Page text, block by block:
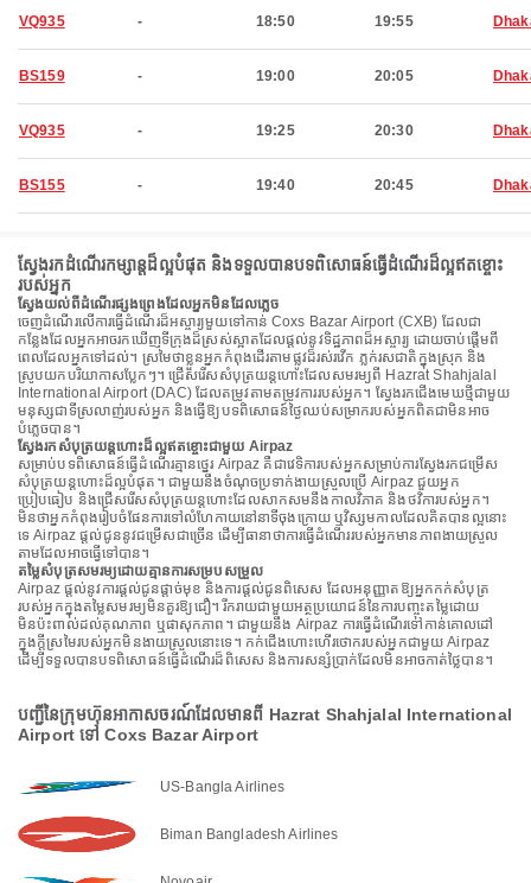
VQ935 - 18:50 19:55
BS159 - 19:00 20:05
VQ935 - 19:25 20:30
BS155 - 19:40 20:45
ស្វែងរកដំណើរកម្សាន្តដ៏ល្អបំផុត និងទទួលបានបទពិសោធន៍ធ្វើដំណើរដ៏ល្អឥតខ្ចោះ
របស់អ្នក
ស្វែងយល់ពីដំណើរផ្សងព្រេងដែលអ្នកមិនដែលភ្លេច
ចេញដំណើរលើការធ្វើដំណើរដ៏អស្ចារ្យមួយទៅកាន់ Coxs Bazar Airport (CXB) ដែលជា
កន្លែងដែលអ្នកអាចរកឃើញទីក្រុងដ៏ស្រស់ស្អាតដែលផ្តល់នូវទិដ្ឋភាពដ៏អស្ចារ្យ ដោយចាប់ផ្តើមពី
ពេលដែលអ្នកទៅដល់។ ស្រមៃថាខ្លួនអ្នកកំពុងដើរតាមផ្លូវដ៏រស់រវើក ភ្លក់រសជាតិក្នុងស្រុក និង
ស្រូបយកបរិយាកាសប្លែកៗ។ ជ្រើសរើសសំបុត្រយន្តហោះដែលសមរម្យពី Hazrat Shahjalal
International Airport (DAC) ដែលតម្រូវតាមតម្រូវការរបស់អ្នក។ ស្វែងរកជើងមេឃថ្មីជាមួយ
មនុស្សជាទីស្រលាញ់របស់អ្នក និងធ្វើឱ្យបទពិសោធន៍ថ្ងៃឈប់សម្រាករបស់អ្នកពិតជាមិនអាច
បំភ្លេចបាន។
ស្វែងរកសំបុត្រយន្តហោះដ៏ល្អឥតខ្ចោះជាមួយ Airpaz
សម្រាប់បទពិសោធន៍ធ្វើដំណើរគ្មានថ្នេរ Airpaz គឺជាវេទិការបស់អ្នកសម្រាប់ការស្វែងរកជម្រើស
សំបុត្រយន្តហោះដ៏ល្អបំផុត។ ជាមួយនឹងចំណុចប្រទាក់ងាយស្រួលប្រើ Airpaz ជួយអ្នក
ប្រៀបធៀប និងជ្រើសរើសសំបុត្រយន្តហោះដែលសាកសមនឹងកាលវិភាគ និងថវិការបស់អ្នក។
មិនថាអ្នកកំពុងរៀបចំផែនការទៅលំហែកាយនៅនាទីចុងក្រោយ ឬវិស្សមកាលដែលគិតបានល្អនោះ
ទេ Airpaz ផ្តល់ជូននូវជម្រើសជាច្រើន ដើម្បីធានាថាការធ្វើដំណើររបស់អ្នកមានភាពងាយស្រួល
តាមដែលអាចធ្វើទៅបាន។
តម្លៃសំបុត្រសមរម្យដោយគ្មានការសម្របសម្រួល
Airpaz ផ្តល់នូវការផ្តល់ជូនផ្តាច់មុខ និងការផ្តល់ជូនពិសេស ដែលអនុញ្ញាតឱ្យអ្នកកក់សំបុត្រ
របស់អ្នកក្នុងតម្លៃសមរម្យមិនគួរឱ្យជឿ។ រីករាយជាមួយអត្ថប្រយោជន៍នៃការបញ្ចុះតម្លៃដោយ
មិនប៉ះពាល់ដល់គុណភាព ឬផាសុកភាព។ ជាមួយនឹង Airpaz ការធ្វើដំណើរទៅកាន់គោលដៅ
ក្នុងក្តីស្រមៃរបស់អ្នកមិនងាយស្រួលនោះទេ។ កក់ជើងហោះហើរថោករបស់អ្នកជាមួយ Airpaz
ដើម្បីទទួលបានបទពិសោធន៍ធ្វើដំណើរដ៏ពិសេស និងការសន្សំប្រាក់ដែលមិនអាចកាត់ថ្លៃបាន។
បញ្ជីនៃក្រុមហ៊ុនអាកាសចរណ៍ដែលមានពី Hazrat Shahjalal International
Airport ទៅ Coxs Bazar Airport
US-Bangla Airlines
Biman Bangladesh Airlines